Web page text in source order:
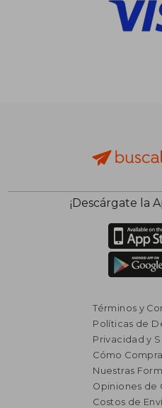
¡Descárgate la
Términos y
Políticas de
Privacidad y
Cómo
Nuestras
Opiniones de
Costos de